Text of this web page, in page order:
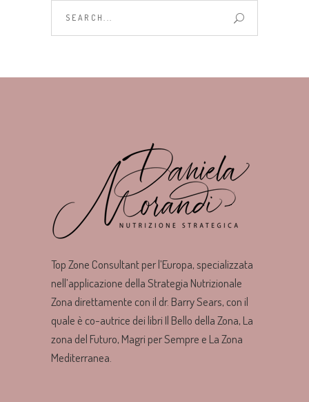
Top Zone Consultant per l’Europa, specializzata
nell’applicazione della Strategia Nutrizionale
Zona direttamente con il dr. Barry Sears, con il
quale è co-autrice dei libri Il Bello della Zona, La
zona del Futuro, Magri per Sempre e La Zona
Mediterranea.